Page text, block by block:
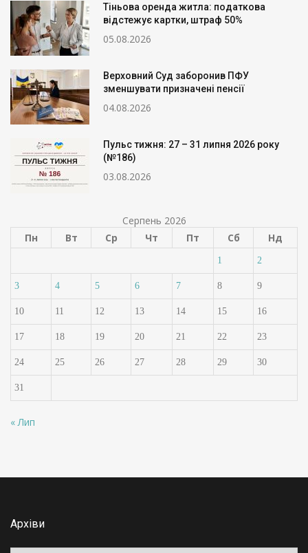
Тіньова оренда житла: податкова
відстежує картки, штраф 50%
05.08.2026
Верховний Суд заборонив ПФУ
зменшувати призначені пенсії
04.08.2026
Пульс тижня: 27 – 31 липня 2026 року
(№186)
03.08.2026
Серпень 2026
Пн
Вт Ср Чт Пт Сб Нд
1 2
3 4 5 6 7 8 9
10 11 12 13 14 15 16
17 18 19 20 21 22 23
24 25 26 27 28 29 30
31
« Лип
Архіви